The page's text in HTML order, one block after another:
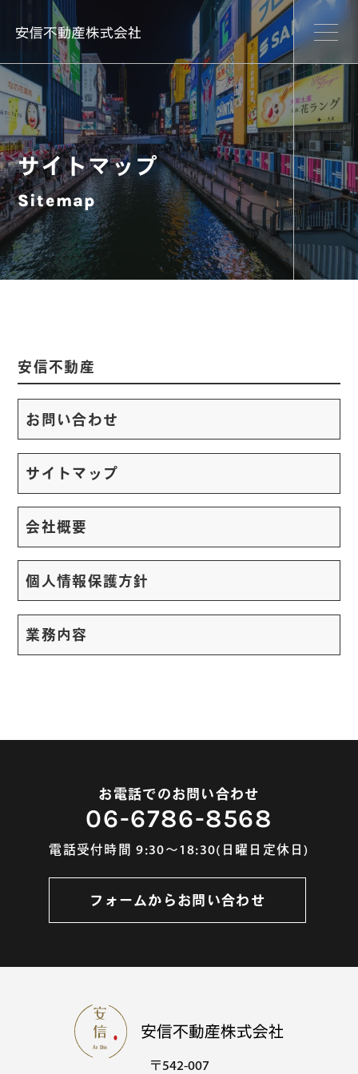
サイトマップ
Sitemap
安信不動産
お問い合わせ
サイトマップ
会社概要
個人情報保護方針
業務内容
お電話でのお問い合わせ
06-6786-8568
電話受付時間 9:30～18:30(日曜日定休日)
フォームからお問い合わせ
〒542-007